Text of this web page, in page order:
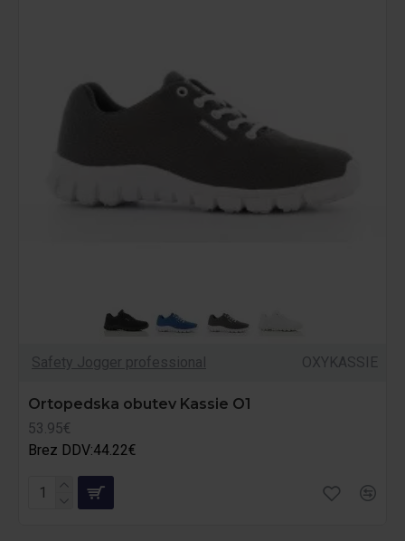
Safety Jogger professional OXYKASSIE
Ortopedska obutev Kassie O1
53.95€
Brez DDV:44.22€